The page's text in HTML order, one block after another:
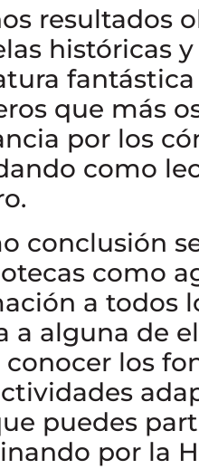
resultados
históricas
que más
por los
como
conclusión
como
a todos
a alguna de
conocer los
puedes
por la